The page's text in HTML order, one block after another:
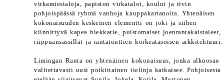
virkamiestaloja, papiston virkatalot, koulut ja rivin
pohjoispäässä ryhmä vanhoja kauppakartanoita. Yhtenäisen
kokonaisuuden keskeinen elementti on joki ja siihen
kiinnittyvä kapea hiekkatie, puistomaiset joenrantakaistaleet,
riippuansassillat ja rantatonttien korkeatasoisen arkkitehtuuri.
Limingan Ranta on yhtenäinen kokonaisuus, jonka alkuosan
valitettavasti uusi poikittainen tielinja katkaisee. Pohjoisesta